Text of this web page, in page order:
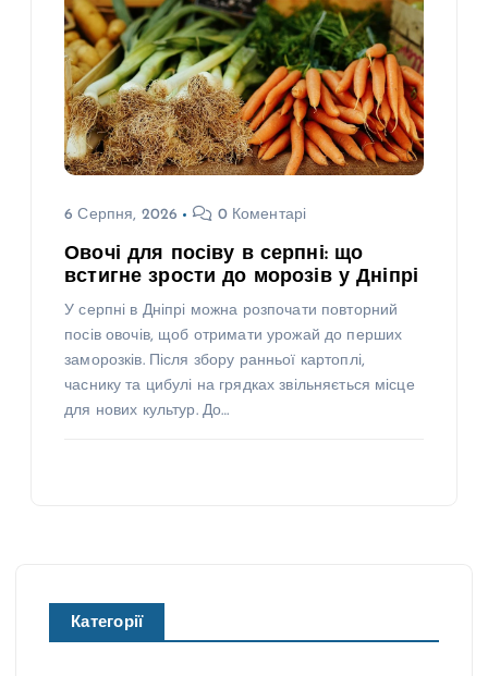
6 Серпня, 2026 0 Коментарі
Овочі для посіву в серпні: що
встигне зрости до морозів у Дніпрі
У серпні в Дніпрі можна розпочати повторний
посів овочів, щоб отримати урожай до перших
заморозків. Після збору ранньої картоплі,
часнику та цибулі на грядках звільняється місце
для нових культур. До…
Категорії